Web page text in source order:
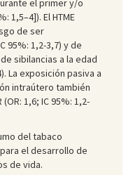
1,5–4]). El HTME
de ser
95%: 1,2-3,7) y de
sibilancias a la edad
La exposición pasiva a
intraútero también
1,6; IC 95%: 1,2-
del tabaco
el desarrollo de
de vida.